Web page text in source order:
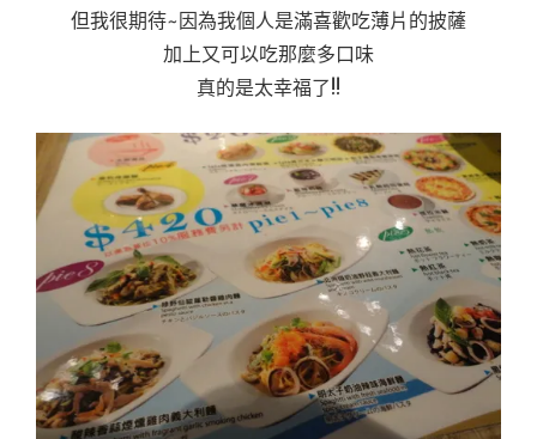
但我很期待~因為我個人是滿喜歡吃薄片的披薩
加上又可以吃那麼多口味
真的是太幸福了!!